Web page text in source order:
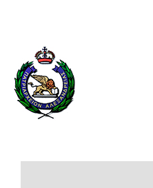
περιεχόμενο